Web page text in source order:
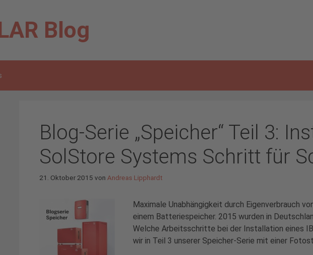
Blog
Blog-Serie „Speicher“ Teil 3:
SolStore Systems Schritt für
21. Oktober 2015 von Andreas Lipphardt
Maximale Unabhängigkeit durch Eigenverbrauch
einem Batteriespeicher. 2015 wurden in
Welche Arbeitsschritte bei der Installation eines
wir in Teil 3 unserer Speicher-Serie mit einer